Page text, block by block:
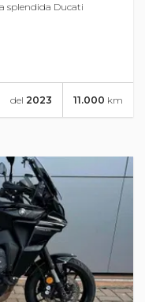
splendida Ducati
11.000 km
del 2023